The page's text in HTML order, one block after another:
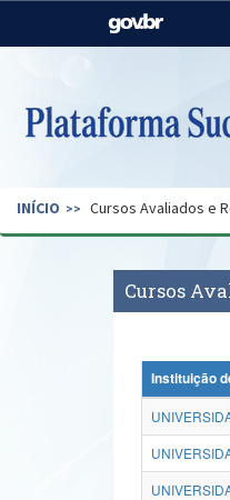
Casa Civil
Pecuária e
Secretaria de
INÍCIO Cursos Avaliados e
Cursos
Instituição